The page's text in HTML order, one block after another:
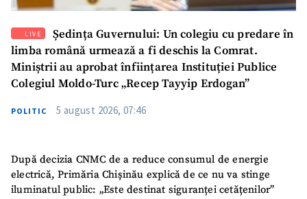
LIVE
Ședința Guvernului: Un colegiu cu predare în
limba română urmează a fi deschis la Comrat.
Miniștrii au aprobat înființarea Instituției Publice
Colegiul Moldo-Turc „Recep Tayyip Erdogan”
POLITIC 5 august 2026, 07:46
După decizia CNMC de a reduce consumul de energie
electrică, Primăria Chișinău explică de ce nu va stinge
iluminatul public: „Este destinat siguranței cetățenilor”